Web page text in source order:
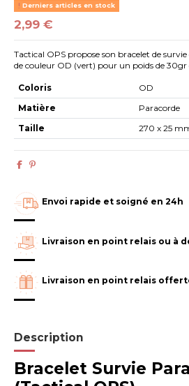
Derniers articles en stock
2,99 €
Tactical OPS propose son bracelet de
de couleur OD (vert) pour un poids de
Coloris
OD
Matière
Paracorde
Taille
270 x 25
Envoi rapide et soigné en 24h
Livraison en point relais ou à
Livraison en point relais
Description
Bracelet Survie